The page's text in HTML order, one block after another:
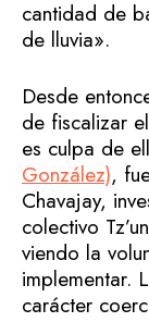
cantidad de
de lluvia».
Desde
de fiscalizar
es culpa de
González),
Chavajay,
colectivo
viendo la
implementar.
carácter